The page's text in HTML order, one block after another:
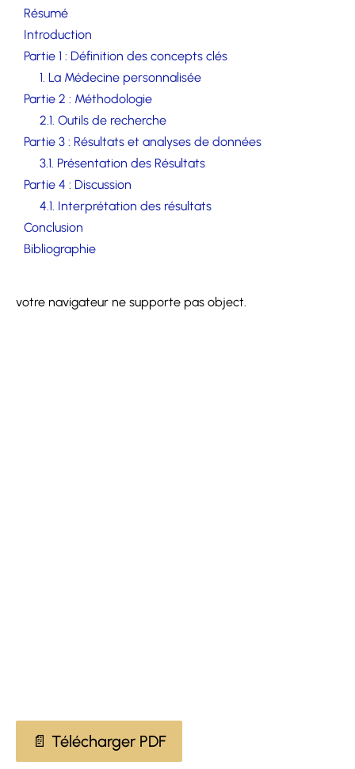
Résumé
Introduction
Partie 1 : Définition des concepts clés
1. La Médecine personnalisée
Partie 2 : Méthodologie
2.1. Outils de recherche
Partie 3 : Résultats et analyses de données
3.1. Présentation des Résultats
Partie 4 : Discussion
4.1. Interprétation des résultats
Conclusion
Bibliographie
votre navigateur ne supporte pas object.
📄 Télécharger PDF